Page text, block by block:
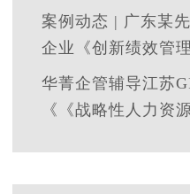
与资源优化》 管理
落地
案例动态 | 广东某
企业《创新绩效管
启动
华菁企管辅导江苏
《《战略性人力资